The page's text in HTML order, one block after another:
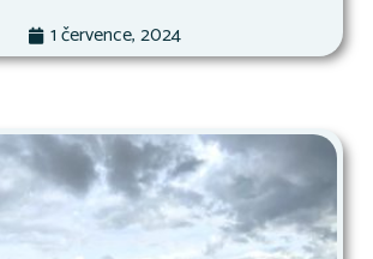
1 července, 2024